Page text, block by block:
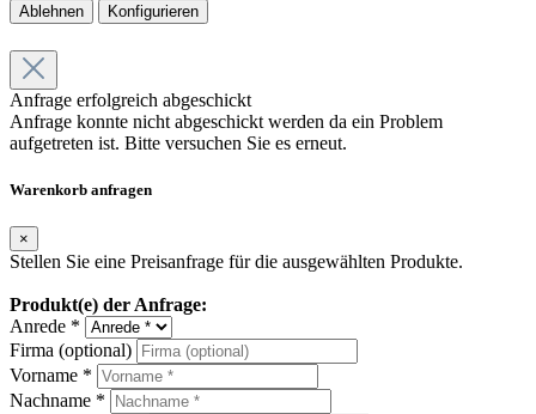
Ablehnen Konfigurieren
Anfrage erfolgreich abgeschickt
Anfrage konnte nicht abgeschickt werden da ein Problem
aufgetreten ist. Bitte versuchen Sie es erneut.
Warenkorb anfragen
×
Stellen Sie eine Preisanfrage für die ausgewählten Produkte.
Produkt(e) der Anfrage:
Anrede *
Firma (optional)
Vorname *
Nachname *